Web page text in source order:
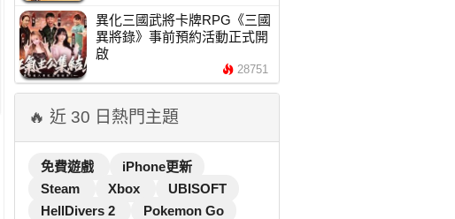
異化三國武將卡牌RPG《三國
異將錄》事前預約活動正式開
啟
28751
🔥 近 30 日熱門主題
免費遊戲
iPhone更新
Steam
Xbox
UBISOFT
HellDivers 2
Pokemon Go